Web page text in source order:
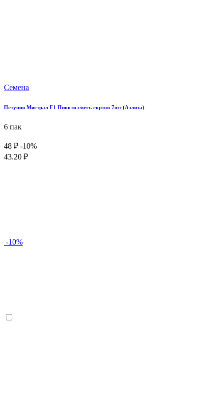
Семена
Петуния Мистрал F1 Пикоти смесь сортов 7шт (Аэлита)
6 пак
48 ₽ -10%
43.20 ₽
-10%